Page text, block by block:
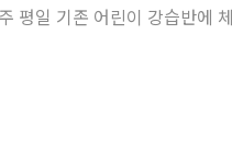
평일 기존 어린이 강습반에